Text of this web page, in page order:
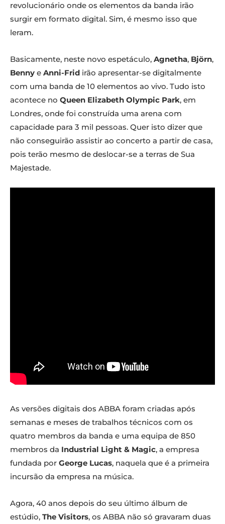
revolucionário onde os elementos da banda irão
surgir em formato digital. Sim, é mesmo isso que
leram.
Basicamente, neste novo espetáculo, Agnetha, Björn,
Benny e Anni-Frid irão apresentar-se digitalmente
com uma banda de 10 elementos ao vivo. Tudo isto
acontece no Queen Elizabeth Olympic Park, em
Londres, onde foi construída uma arena com
capacidade para 3 mil pessoas. Quer isto dizer que
não conseguirão assistir ao concerto a partir de casa,
pois terão mesmo de deslocar-se a terras de Sua
Majestade.
As versões digitais dos ABBA foram criadas após
semanas e meses de trabalhos técnicos com os
quatro membros da banda e uma equipa de 850
membros da Industrial Light & Magic, a empresa
fundada por George Lucas, naquela que é a primeira
incursão da empresa na música.
Agora, 40 anos depois do seu último álbum de
estúdio, The Visitors, os ABBA não só gravaram duas